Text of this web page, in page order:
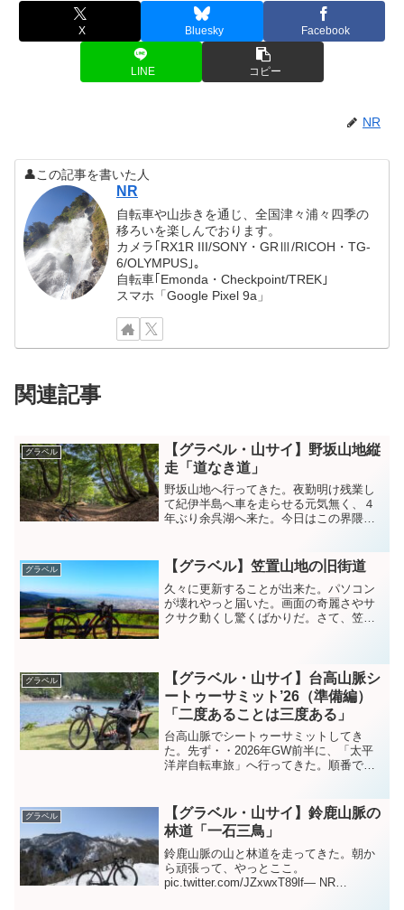
X Bluesky Facebook
LINE コピー
NR
👤この記事を書いた人
NR
自転車や山歩きを通じ、全国津々浦々四季の
移ろいを楽しんでおります。
カメラ｢RX1R III/SONY・GRⅢ/RICOH・TG-
6/OLYMPUS｣。
自転車｢Emonda・Checkpoint/TREK｣
スマホ「Google Pixel 9a」
関連記事
グラベル
【グラベル・山サイ】野坂山地縦
走「道なき道」
野坂山地へ行ってきた。夜勤明け残業し
て紀伊半島へ車を走らせる元気無く、４
年ぶり余呉湖へ来た。今日はこの界隈で
pic.twitter.com/Dc1wlv19z8— NR
(@NRMei...
グラベル 【グラベル】笠置山地の旧街道
久々に更新することが出来た。パソコン
が壊れやっと届いた。画面の奇麗さやサ
クサク動くし驚くばかりだ。さて、笠置
適で上る。鹿さんおはようご...
グラベル
【グラベル・山サイ】台高山脈シ
ートゥーサミット’26（準備編）
「二度あることは三度ある」
台高山脈でシートゥーサミットしてき
た。先ず・・2026年GW前半に、「太平
洋岸自転車旅」へ行ってきた。順番でい
ゥーサミット」へ行った。みんなで行っ
たし、現在アツい状態...
グラベル
【グラベル・山サイ】鈴鹿山脈の
林道「一石三鳥」
鈴鹿山脈の山と林道を走ってきた。朝か
ら頑張って、やっとここ。
pic.twitter.com/JZxwxT89lf— NR